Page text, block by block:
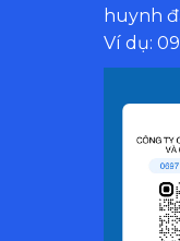
huynh
Ví dụ: